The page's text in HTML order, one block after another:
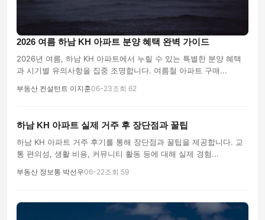
2026 여름 하남 KH 아파트 분양 혜택 완벽 가이드
2026년 여름, 하남 KH 아파트에서 누릴 수 있는 특별한 분양 혜택
과 시기별 유의사항을 집중 조명합니다. 여름철 아파트 구매...
부동산 컨설턴트 이지훈06-23조회 62
하남 KH 아파트 실제 거주 후 장단점과 꿀팁
하남 KH 아파트 거주 후기를 통해 장단점과 꿀팁을 제공합니다. 교
통 편의성, 생활 비용, 커뮤니티 활동 등에 대해 실제 경험...
부동산 정보통 박선우06-22조회 59